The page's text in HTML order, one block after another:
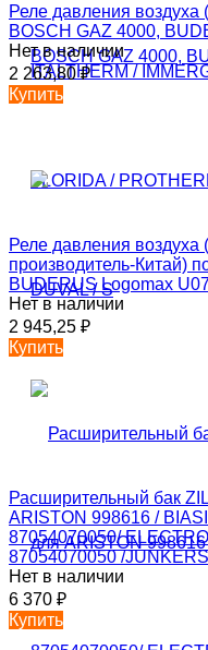
Реле давления воздуха
BOSCH GAZ 4000,
Нет в наличии
2 263,80₽
Купить
Реле давления воздуха
производитель-Китай)
BUDERUS Logomax
Нет в наличии
2 945,25 ₽
Купить
Расширительный бак
ARISTON 998616 /
87054070050/
87054070050 /
Нет в наличии
6 370 ₽
Купить